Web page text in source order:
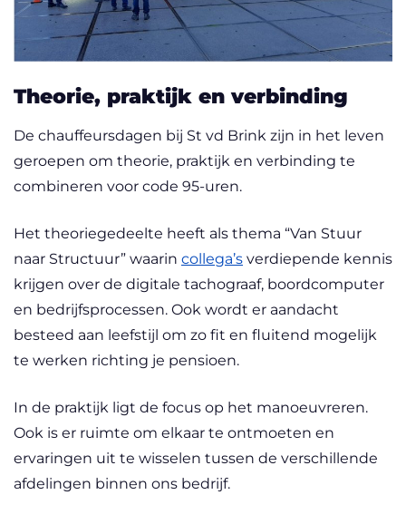
Theorie, praktijk en verbinding
De chauffeursdagen bij St vd Brink zijn in het leven
geroepen om theorie, praktijk en verbinding te
combineren voor code 95-uren.
Het theoriegedeelte heeft als thema “Van Stuur
naar Structuur” waarin collega’s verdiepende kennis
krijgen over de digitale tachograaf, boordcomputer
en bedrijfsprocessen. Ook wordt er aandacht
besteed aan leefstijl om zo fit en fluitend mogelijk
te werken richting je pensioen.
In de praktijk ligt de focus op het manoeuvreren.
Ook is er ruimte om elkaar te ontmoeten en
ervaringen uit te wisselen tussen de verschillende
afdelingen binnen ons bedrijf.